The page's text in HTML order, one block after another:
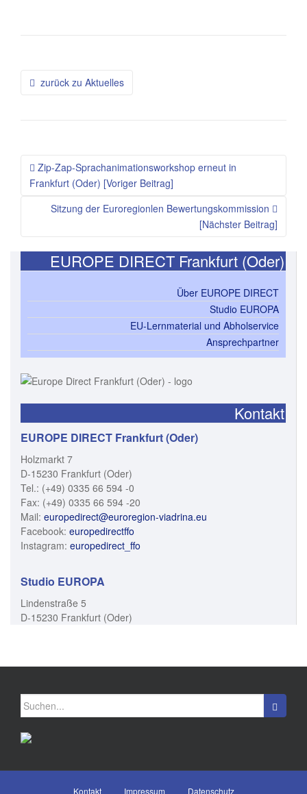
Beitragsnavigation
zurück zu Aktuelles
Zip-Zap-Sprachanimationsworkshop erneut in
Frankfurt (Oder) [Voriger Beitrag]
Sitzung der Euroregionlen Bewertungskommission
[Nächster Beitrag]
EUROPE DIRECT Frankfurt (Oder)
Über EUROPE DIRECT
Studio EUROPA
EU-Lernmaterial und Abholservice
Ansprechpartner
Kontakt
EUROPE DIRECT Frankfurt (Oder)
Holzmarkt 7
D-15230 Frankfurt (Oder)
Tel.: (+49) 0335 66 594 -0
Fax: (+49) 0335 66 594 -20
Mail: europedirect@euroregion-viadrina.eu
Facebook: europedirectffo
Instagram: europedirect_ffo
Studio EUROPA
Lindenstraße 5
D-15230 Frankfurt (Oder)
Suchen
nach:
Kontakt Impressum Datenschutz